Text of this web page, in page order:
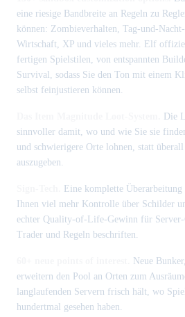
eine riesige Bandbreite an Regeln zu
können: Zombieverhalten, Tag-und-
Wirtschaft, XP und vieles mehr. Elf
fertigen Spielstilen, von entspannten
Survival, sodass Sie den Ton mit einem
selbst feinjustieren können.
Die
sinnvoller damit, wo und wie Sie sie
und schwierigere Orte lohnen, statt
auszugeben.
Eine komplette
Ihnen viel mehr Kontrolle über Schilder
echter Quality-of-Life-Gewinn für Server-
Trader und Regeln beschriften.
Neue
erweitern den Pool an Orten zum
langlaufenden Servern frisch hält, wo
hundertmal gesehen haben.